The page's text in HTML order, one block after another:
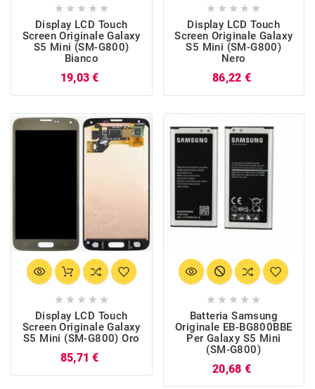
    
Display LCD Touch
Screen Originale Galaxy
S5 Mini (SM-G800)
Bianco
19,03 €
    
Display LCD Touch
Screen Originale Galaxy
S5 Mini (SM-G800)
Nero
86,22 €
    
Display LCD Touch
Screen Originale Galaxy
S5 Mini (SM-G800) Oro
85,71 €
    
Batteria Samsung
Originale EB-BG800BBE
Per Galaxy S5 Mini
(SM-G800)
20,68 €